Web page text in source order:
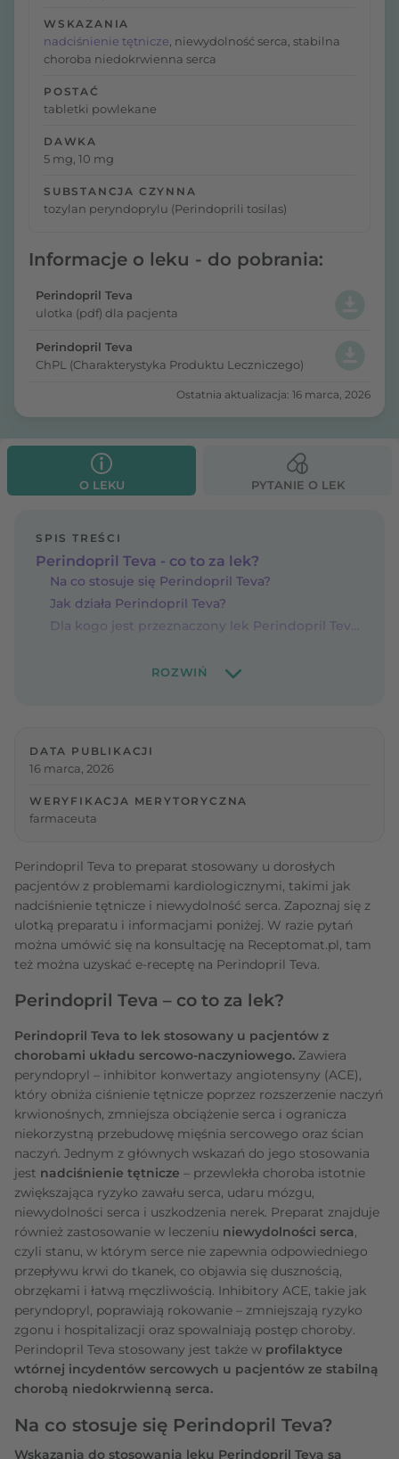
WSKAZANIA
nadciśnienie tętnicze , niewydolność serca, stabilna
choroba niedokrwienna serca
POSTAĆ
tabletki powlekane
DAWKA
5 mg, 10 mg
SUBSTANCJA CZYNNA
tozylan peryndoprylu (Perindoprili tosilas)
Informacje o leku - do pobrania:
Perindopril Teva
ulotka (pdf) dla pacjenta
Perindopril Teva
ChPL (Charakterystyka Produktu Leczniczego)
Ostatnia aktualizacja: 16 marca, 2026
O LEKU PYTANIE O LEK
SPIS TREŚCI
Perindopril Teva - co to za lek?
Na co stosuje się Perindopril Teva?
Jak działa Perindopril Teva?
Dla kogo jest przeznaczony lek Perindopril Teva?
DATA PUBLIKACJI
16 marca, 2026
WERYFIKACJA MERYTORYCZNA
farmaceuta
Perindopril Teva to preparat stosowany u dorosłych
pacjentów z problemami kardiologicznymi, takimi jak
nadciśnienie tętnicze i niewydolność serca. Zapoznaj się z
ulotką preparatu i informacjami poniżej. W razie pytań
można umówić się na konsultację na Receptomat.pl, tam
też można uzyskać e-receptę na Perindopril Teva.
Perindopril Teva – co to za lek?
Perindopril Teva to lek stosowany u pacjentów z
chorobami układu sercowo-naczyniowego. Zawiera
peryndopryl – inhibitor konwertazy angiotensyny (ACE),
który obniża ciśnienie tętnicze poprzez rozszerzenie naczyń
krwionośnych, zmniejsza obciążenie serca i ogranicza
niekorzystną przebudowę mięśnia sercowego oraz ścian
naczyń. Jednym z głównych wskazań do jego stosowania
jest nadciśnienie tętnicze – przewlekła choroba istotnie
zwiększająca ryzyko zawału serca, udaru mózgu,
niewydolności serca i uszkodzenia nerek. Preparat znajduje
również zastosowanie w leczeniu niewydolności serca,
czyli stanu, w którym serce nie zapewnia odpowiedniego
przepływu krwi do tkanek, co objawia się dusznością,
obrzękami i łatwą męczliwością. Inhibitory ACE, takie jak
peryndopryl, poprawiają rokowanie – zmniejszają ryzyko
zgonu i hospitalizacji oraz spowalniają postęp choroby.
Perindopril Teva stosowany jest także w profilaktyce
wtórnej incydentów sercowych u pacjentów ze stabilną
chorobą niedokrwienną serca.
Na co stosuje się Perindopril Teva?
Wskazania do stosowania leku Perindopril Teva są